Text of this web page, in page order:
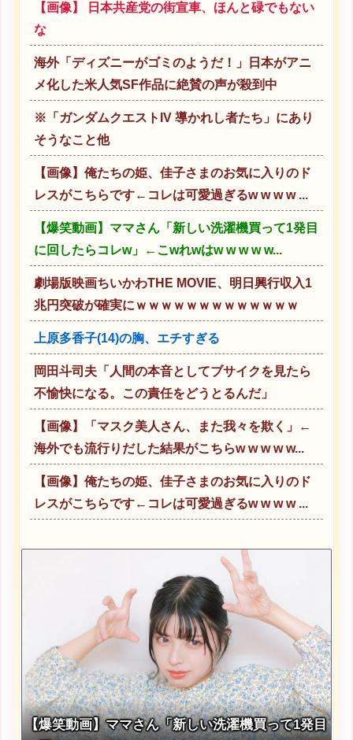
【画像】 日本共産党の街宣車、ほんと碌でもない
な
海外「ディズニーがゴミのようだ！」日本がアニ
メ化した米人気SF作品に絶賛の声が殺到中
※「ガンダムクエストIV 導かれし者たち」にあり
そうなこと他
【画像】俺たちの姫、佳子さまのお気に入りのド
レスがこちらです←コレは可愛過ぎるw w w w ...
【爆笑動画】ママさん「新しい洗濯機買って1発目
に回したらコレw」←こwれwはw w w w w...
劇場版映画ちいかわTHE MOVIE、明日興行収入1
兆円突破が確実にｗｗｗｗｗｗｗｗｗｗｗｗｗ
上原多香子(14)の胸、エチすぎる
岡田斗司夫「人間の本音としてブサイクを見たら
不愉快になる。この責任をどうとるんだ」
【画像】「マスク美人さん、また我々を欺く」←
海外でも流行りだした結果がこちらw w w w w...
【画像】俺たちの姫、佳子さまのお気に入りのド
レスがこちらです←コレは可愛過ぎるw w w w ...
【爆笑動画】ママさん「新しい洗濯機買って1発目